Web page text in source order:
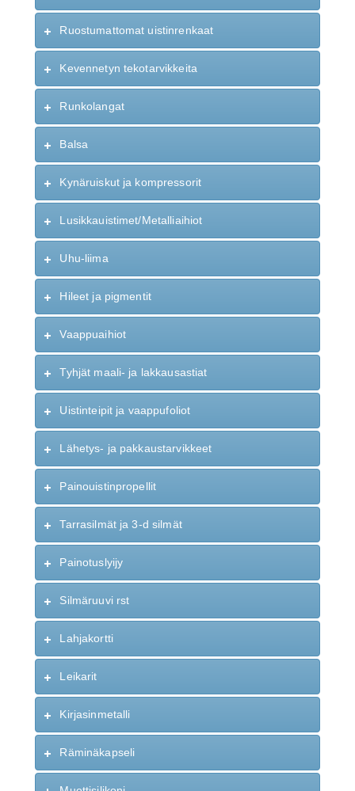
Ruostumattomat uistinrenkaat
Kevennetyn tekotarvikkeita
Runkolangat
Balsa
Kynäruiskut ja kompressorit
Lusikkauistimet/Metalliaihiot
Uhu-liima
Hileet ja pigmentit
Vaappuaihiot
Tyhjät maali- ja lakkausastiat
Uistinteipit ja vaappufoliot
Lähetys- ja pakkaustarvikkeet
Painouistinpropellit
Tarrasilmät ja 3-d silmät
Painotuslyijy
Silmäruuvi rst
Lahjakortti
Leikarit
Kirjasinmetalli
Räminäkapseli